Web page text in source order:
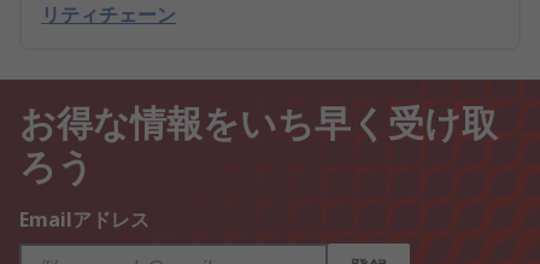
リティチェーン
お得な情報をいち早く受け取
ろう
Emailアドレス